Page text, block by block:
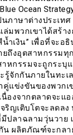
Ocean
นภาษาต่างประเท
ล่มพวกเขาได้สร้า
น้ำเงิน” เพื่อที่จะอ
ยถึงอุตสาหกรรม
หกรรมจะถูกระบุ
รู้จักกันภายในทะเ
คู่แข่งขันของพวกเ
องจากตลาดจะแ
ริญเติบโตจะลดลง
มีปลาฉลามวุ่นวาย
กัน ผลิตภัณฑ์จะกล